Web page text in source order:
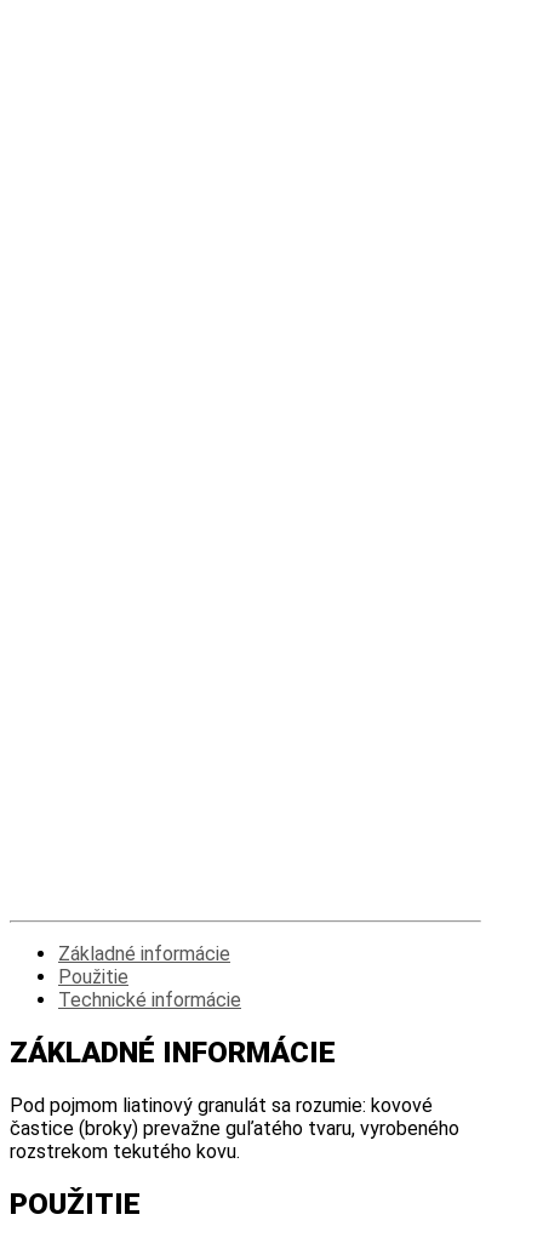
Základné informácie
Použitie
Technické informácie
ZÁKLADNÉ INFORMÁCIE
Pod pojmom liatinový granulát sa rozumie: kovové
častice (broky) prevažne guľatého tvaru, vyrobeného
rozstrekom tekutého kovu.
POUŽITIE